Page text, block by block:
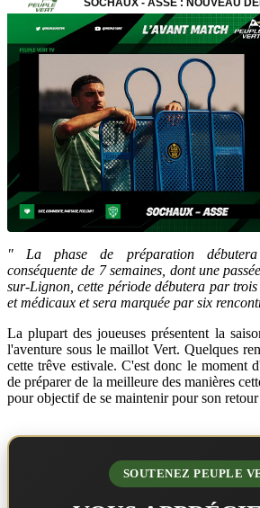
" La phase de préparation
conséquente de 7 semaines, dont une
sur-Lignon, cette période débutera par trois
et médicaux et sera marquée par six
La plupart des joueuses présentent la
l'aventure sous le maillot Vert. Quelques
cette trêve estivale. C'est donc le moment
de préparer de la meilleure des manières
pour objectif de se maintenir pour son
SOUTENEZ PEUPLE